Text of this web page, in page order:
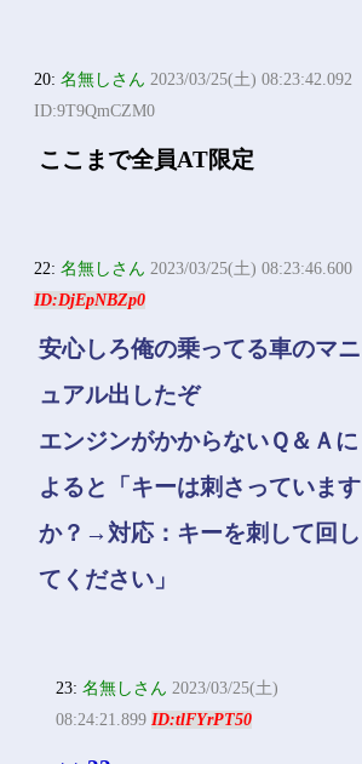
20:名無しさん 2023/03/25(土) 08:23:42.092
ID:9T9QmCZM0
ここまで全員AT限定
22:名無しさん 2023/03/25(土) 08:23:46.600
ID:DjEpNBZp0
安心しろ俺の乗ってる車のマニ
ュアル出したぞ
エンジンがかからないＱ＆Ａに
よると「キーは刺さっています
か？→対応：キーを刺して回し
てください」
23:名無しさん 2023/03/25(土)
08:24:21.899ID:tlFYrPT50